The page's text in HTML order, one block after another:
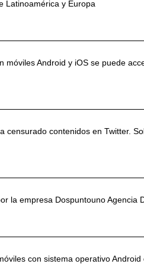
Latinoamérica y Europa
móviles Android y iOS se puede
censurado contenidos en Twitter.
la empresa Dospuntouno Agencia
con sistema operativo Android